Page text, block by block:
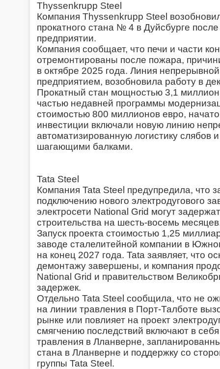
Thyssenkrupp Steel
Компания Thyssenkrupp Steel
прокатного стана № 4 в Дуйсбурге
предприятии.
Компания сообщает, что печи и части
отремонтированы после пожара,
в октябре 2025 года. Линия
предприятием, возобновила работу в
Прокатный стан мощностью 3,1
частью недавней программы
стоимостью 800 миллионов евро,
инвестиции включали новую линию
автоматизированную логистику слябов
шагающими балками.
Tata Steel
Компания Tata Steel предупредила, что
подключению нового электродугового
электросети National Grid могут
строительства на шесть-восемь
Запуск проекта стоимостью 1,25
заводе сталелитейной компании в
на конец 2027 года. Tata заявляет, что
демонтажу завершены, и компания
National Grid и правительством
задержек.
Отдельно Tata Steel сообщила, что не
на линии травления в Порт-Талботе
рынке или повлияет на проект
смягчению последствий включают в
травления в Лланверне,
стана в Лланверне и поддержку со
группы Tata Steel.